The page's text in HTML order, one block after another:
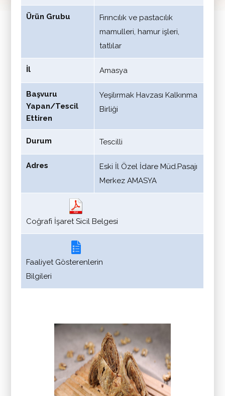
Ürün Grubu
Fırıncılık ve pastacılık
mamulleri, hamur işleri,
tatlılar
İl Amasya
Başvuru
Yapan/Tescil
Ettiren
Yeşilırmak Havzası Kalkınma
Birliği
Durum Tescilli
Adres
Eski İl Özel İdare Müd.Pasajı
Merkez AMASYA
Coğrafi İşaret Sicil Belgesi
Faaliyet Gösterenlerin
Bilgileri